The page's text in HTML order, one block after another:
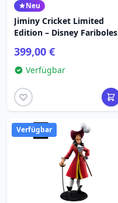
Neu
Jiminy Cricket Limited
Edition – Disney Fariboles
399,00 €
Verfügbar
Verfügbar